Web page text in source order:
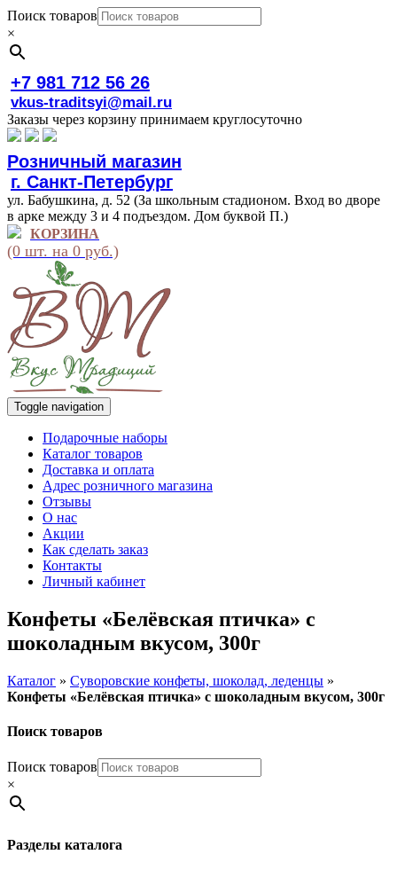
Поиск товаров
×
+7 981 712 56 26
vkus-traditsyi@mail.ru
Заказы через корзину принимаем круглосуточно
Розничный магазин
г. Санкт-Петербург
ул. Бабушкина, д. 52 (За школьным стадионом. Вход во дворе
в арке между 3 и 4 подъездом. Дом буквой П.)
КОРЗИНА
(0 шт. на 0 руб.)
Toggle navigation
Подарочные наборы
Каталог товаров
Доставка и оплата
Адрес розничного магазина
Отзывы
О нас
Акции
Как сделать заказ
Контакты
Личный кабинет
Конфеты «Белёвская птичка» с
шоколадным вкусом, 300г
Каталог » Суворовские конфеты, шоколад, леденцы »
Конфеты «Белёвская птичка» с шоколадным вкусом, 300г
Поиск товаров
Поиск товаров
×
Разделы каталога